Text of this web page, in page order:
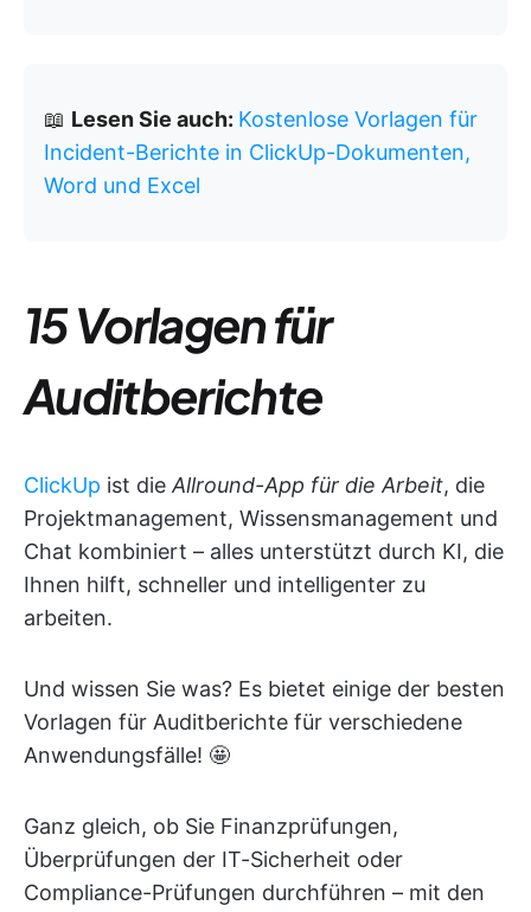
📖 Lesen Sie auch: Kostenlose Vorlagen für
Incident-Berichte in ClickUp-Dokumenten,
Word und Excel
15 Vorlagen für
Auditberichte
ClickUp ist die Allround-App für die Arbeit, die
Projektmanagement, Wissensmanagement und
Chat kombiniert – alles unterstützt durch KI, die
Ihnen hilft, schneller und intelligenter zu
arbeiten.
Und wissen Sie was? Es bietet einige der besten
Vorlagen für Auditberichte für verschiedene
Anwendungsfälle! 🤩
Ganz gleich, ob Sie Finanzprüfungen,
Überprüfungen der IT-Sicherheit oder
Compliance-Prüfungen durchführen – mit den